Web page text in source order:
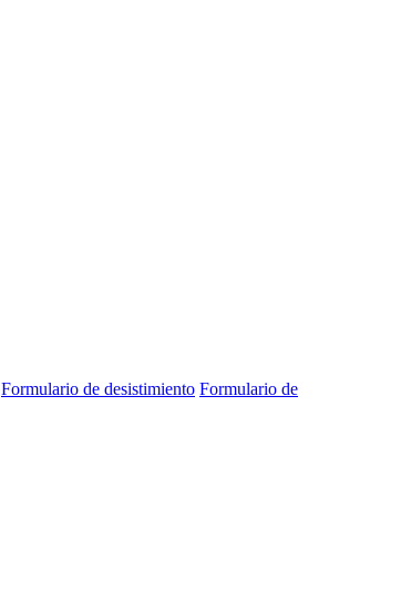
Formulario de desistimiento Formulario de